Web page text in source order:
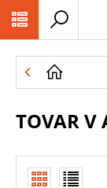
TOVAR V